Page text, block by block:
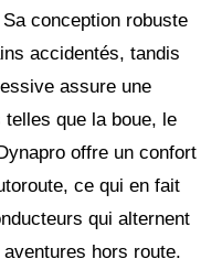
conception robuste
accidentés, tandis
assure une
que la boue, le
offre un confort
ce qui en fait
qui alternent
hors route.